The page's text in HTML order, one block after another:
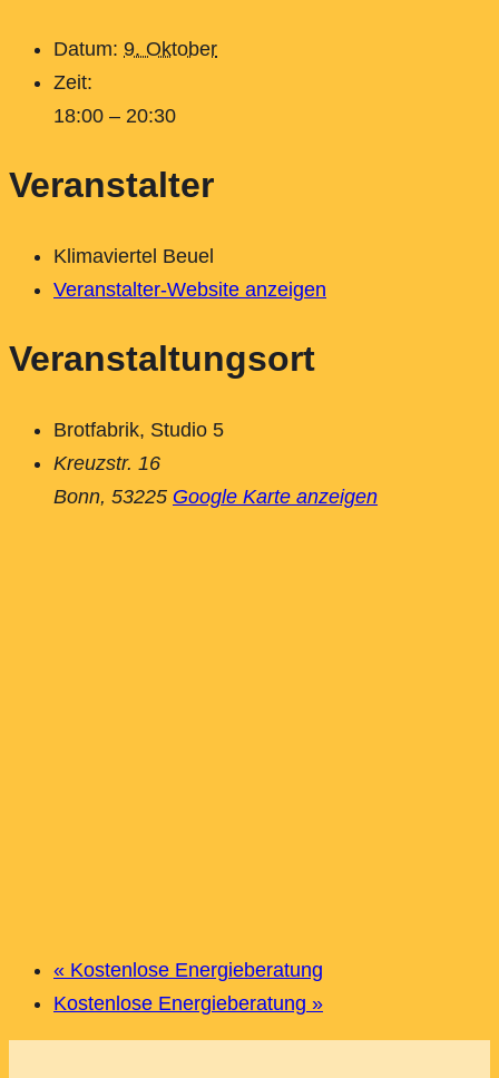
Datum: 9. Oktober
Zeit:
18:00 – 20:30
Veranstalter
Klimaviertel Beuel
Veranstalter-Website anzeigen
Veranstaltungsort
Brotfabrik, Studio 5
Kreuzstr. 16
Bonn, 53225 Google Karte anzeigen
« Kostenlose Energieberatung
Kostenlose Energieberatung »